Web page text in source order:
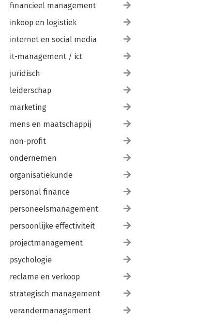
financieel management
inkoop en logistiek
internet en social media
it-management / ict
juridisch
leiderschap
marketing
mens en maatschappij
non-profit
ondernemen
organisatiekunde
personal finance
personeelsmanagement
persoonlijke effectiviteit
projectmanagement
psychologie
reclame en verkoop
strategisch management
verandermanagement